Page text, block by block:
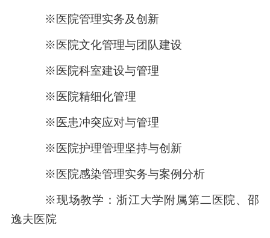
※医院管理实务及创新
※医院文化管理与团队建设
※医院科室建设与管理
※医院精细化管理
※医患冲突应对与管理
※医院护理管理坚持与创新
※医院感染管理实务与案例分析
※现场教学：浙江大学附属第二医院、邵
逸夫医院